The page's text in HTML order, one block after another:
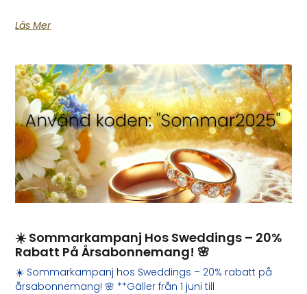
Läs Mer
☀️ Sommarkampanj Hos Sweddings – 20%
Rabatt På Årsabonnemang! 🌸
☀️ Sommarkampanj hos Sweddings – 20% rabatt på
årsabonnemang! 🌸 **Gäller från 1 juni till